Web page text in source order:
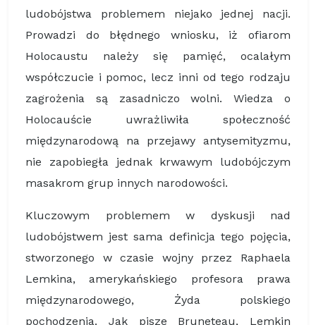
ludobójstwa problemem niejako jednej nacji.
Prowadzi do błędnego wniosku, iż ofiarom
Holocaustu należy się pamięć, ocalałym
współczucie i pomoc, lecz inni od tego rodzaju
zagrożenia są zasadniczo wolni. Wiedza o
Holocauście uwrażliwiła społeczność
międzynarodową na przejawy antysemityzmu,
nie zapobiegła jednak krwawym ludobójczym
masakrom grup innych narodowości.
Kluczowym problemem w dyskusji nad
ludobójstwem jest sama definicja tego pojęcia,
stworzonego w czasie wojny przez Raphaela
Lemkina, amerykańskiego profesora prawa
międzynarodowego, Żyda polskiego
pochodzenia. Jak pisze Bruneteau, Lemkin